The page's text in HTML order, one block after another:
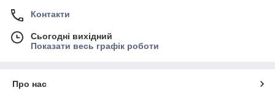
Контакти
Сьогодні вихідний
Показати весь графік роботи
Про нас